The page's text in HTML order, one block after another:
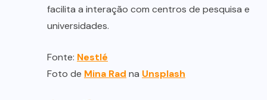
facilita a interação com centros de pesquisa e
universidades.
Fonte: Nestlé
Foto de Mina Rad na Unsplash